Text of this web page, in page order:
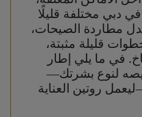
في دبي مختلفة قليلًا
مطاردة الصيحات،
قليلة مثبتة،
في ما يلي إطار
لنوع بشرتك—
روتين العناية